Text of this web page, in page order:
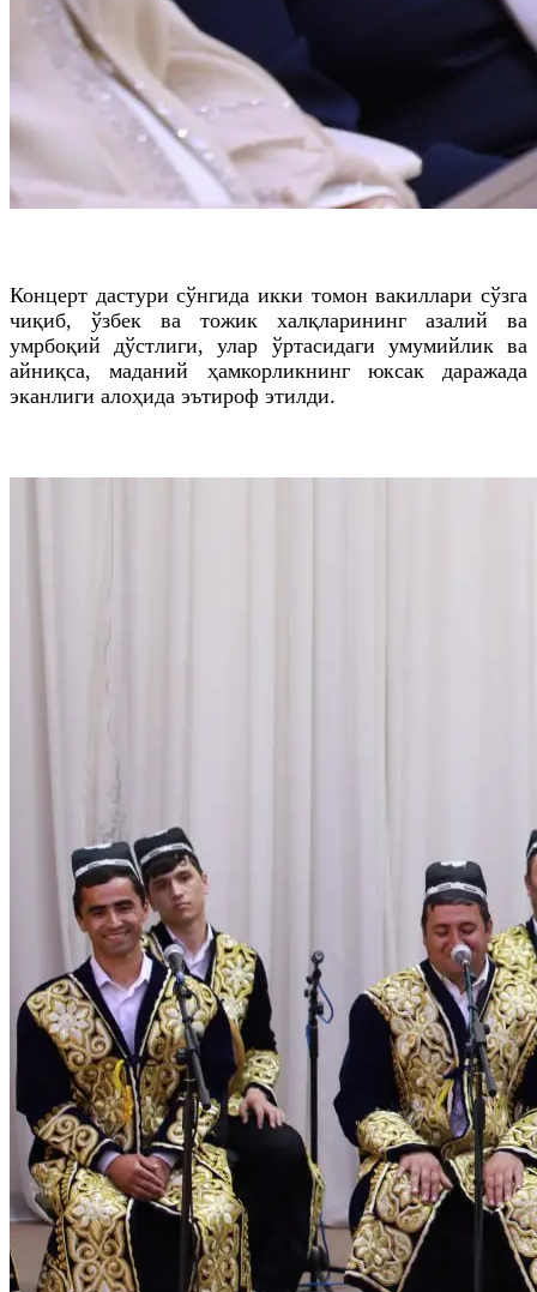
Концерт дастури сўнгида икки томон вакиллари сўзга
чиқиб, ўзбек ва тожик халқларининг азалий ва
умрбоқий дўстлиги, улар ўртасидаги умумийлик ва
айниқса, маданий ҳамкорликнинг юксак даражада
эканлиги алоҳида эътироф этилди.